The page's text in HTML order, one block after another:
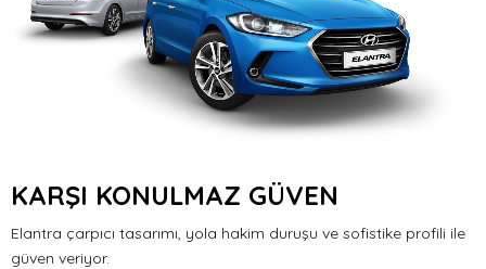
KARŞI KONULMAZ GÜVEN
Elantra çarpıcı tasarımı, yola hakim duruşu ve sofistike profili ile
güven veriyor.